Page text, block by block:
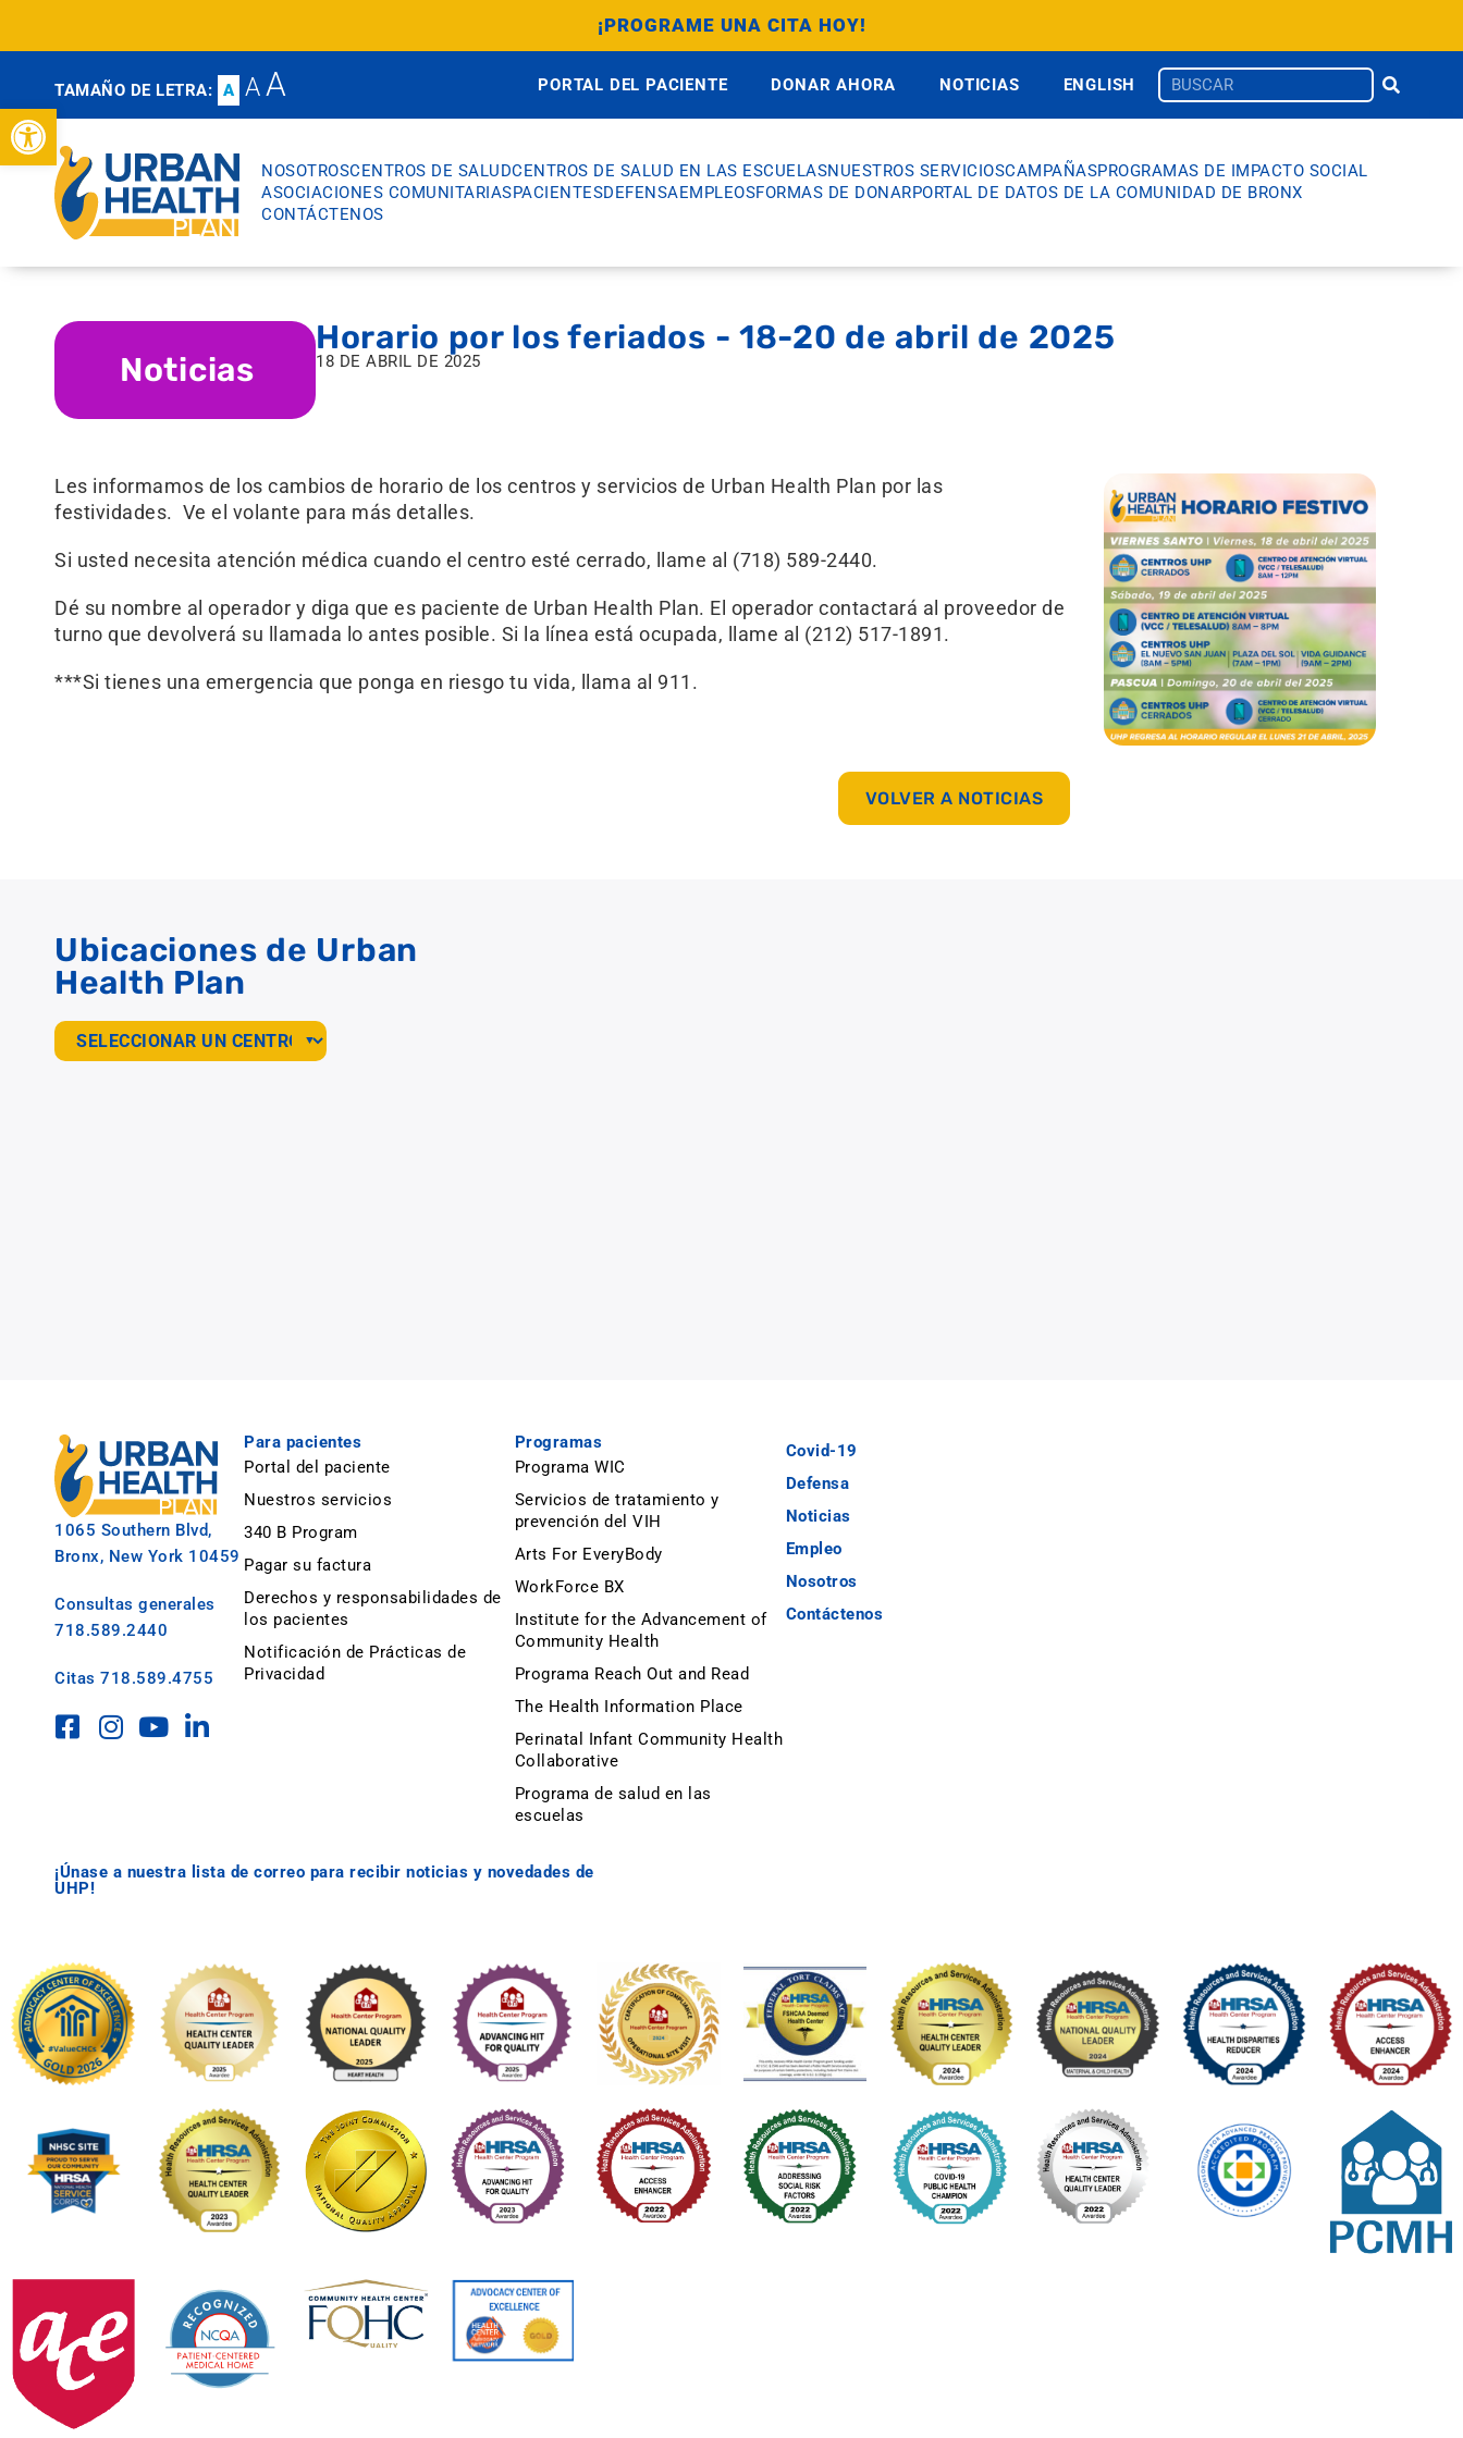
Abrir barra de herramientas
¡PROGRAME UNA CITA HOY!
TAMAÑO DE LETRA: A AA PORTAL DEL PACIENTE DONAR AHORA NOTICIAS ENGLISH
NOSOTROSCENTROS DE SALUDCENTROS DE SALUD EN LAS ESCUELASNUESTROS SERVICIOSCAMPAÑASPROGRAMAS DE IMPACTO SOCIAL
ASOCIACIONES COMUNITARIASPACIENTESDEFENSAEMPLEOSFORMAS DE DONARPORTAL DE DATOS DE LA COMUNIDAD DE BRONX
CONTÁCTENOS
Noticias
Horario por los feriados - 18-20 de abril de 2025
18 DE ABRIL DE 2025
Les informamos de los cambios de horario de los centros y servicios de Urban Health Plan por las
festividades. Ve el volante para más detalles.
Si usted necesita atención médica cuando el centro esté cerrado, llame al (718) 589-2440.
Dé su nombre al operador y diga que es paciente de Urban Health Plan. El operador contactará al proveedor de
turno que devolverá su llamada lo antes posible. Si la línea está ocupada, llame al (212) 517-1891.
***Si tienes una emergencia que ponga en riesgo tu vida, llama al 911.
VOLVER A NOTICIAS
Ubicaciones de Urban
Health Plan
1065 Southern Blvd,
Bronx, New York 10459
Consultas generales
718.589.2440
Citas 718.589.4755
Para pacientes
Portal del paciente
Nuestros servicios
340 B Program
Pagar su factura
Derechos y responsabilidades de
los pacientes
Notificación de Prácticas de
Privacidad
Programas
Programa WIC
Servicios de tratamiento y
prevención del VIH
Arts For EveryBody
WorkForce BX
Institute for the Advancement of
Community Health
Programa Reach Out and Read
The Health Information Place
Perinatal Infant Community Health
Collaborative
Programa de salud en las
escuelas
Covid-19
Defensa
Noticias
Empleo
Nosotros
Contáctenos
¡Únase a nuestra lista de correo para recibir noticias y novedades de
UHP!